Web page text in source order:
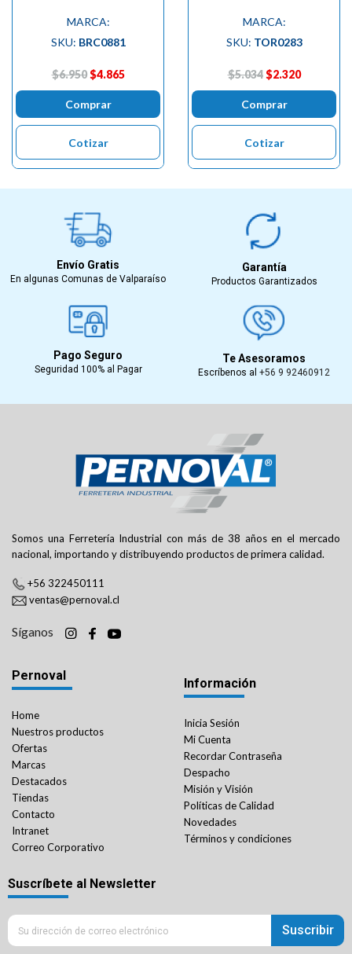
MARCA:
SKU: BRC0881
$6.950 $4.865
Comprar
Cotizar
MARCA:
SKU: TOR0283
$5.034 $2.320
Comprar
Cotizar
Envío Gratis
En algunas Comunas de Valparaíso
Garantía
Productos Garantizados
Pago Seguro
Seguridad 100% al Pagar
Te Asesoramos
Escríbenos al +56 9 92460912
Somos una Ferretería Industrial con más de 38 años en el mercado
nacional, importando y distribuyendo productos de primera calidad.
+56 322450111
ventas@pernoval.cl
Síganos
Pernoval
Home
Nuestros productos
Ofertas
Marcas
Destacados
Tiendas
Contacto
Intranet
Correo Corporativo
Información
Inicia Sesión
Mi Cuenta
Recordar Contraseña
Despacho
Misión y Visión
Políticas de Calidad
Novedades
Términos y condiciones
Suscríbete al Newsletter
Suscribir